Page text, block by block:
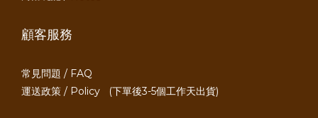
顧客服務
常見問題 / FAQ
運送政策 / Policy (下單後3-5個工作天出貨)